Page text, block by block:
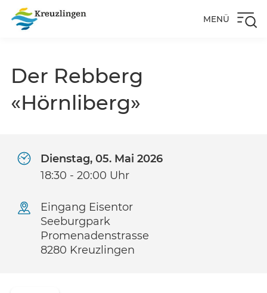
MENÜ
Der Rebberg
«Hörnliberg»
Dienstag, 05. Mai 2026
18:30 - 20:00 Uhr
Eingang Eisentor
Seeburgpark
Promenadenstrasse
8280 Kreuzlingen